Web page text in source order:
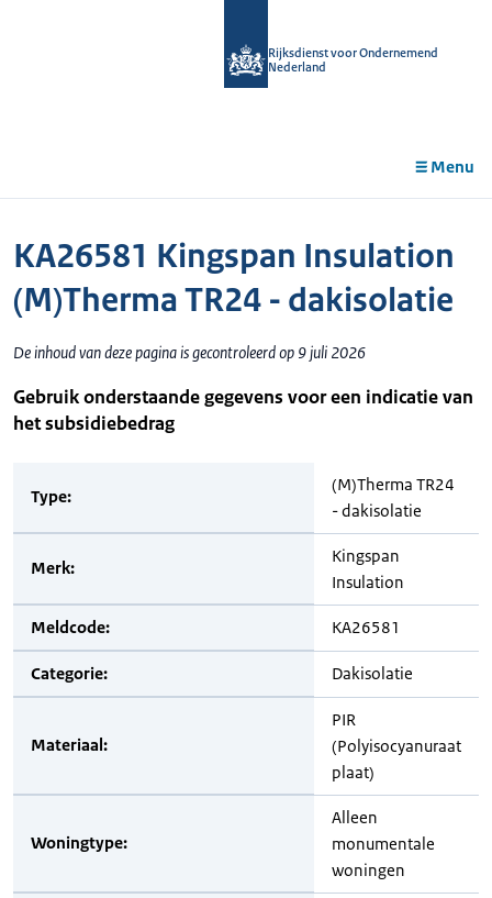
Rijksdienst voor Ondernemend
Nederland
Menu
KA26581 Kingspan Insulation
(M)Therma TR24 - dakisolatie
De inhoud van deze pagina is gecontroleerd op 9 juli 2026
Gebruik onderstaande gegevens voor een indicatie van
het subsidiebedrag
Type:
(M)Therma TR24
- dakisolatie
Merk:
Kingspan
Insulation
Meldcode: KA26581
Categorie: Dakisolatie
Materiaal:
PIR
(Polyisocyanuraat
plaat)
Woningtype:
Alleen
monumentale
woningen